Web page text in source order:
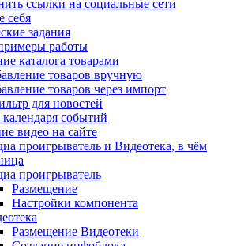
ссылки на социальные сети
себя
задания
работы
каталога товарами
товаров вручную
товаров через импорт
для новостей
событий
видео на сайте
проигрыватель и Видеотека, в чём
проигрыватель
Размещение
Настройки компонента
Размещение Видеотеки